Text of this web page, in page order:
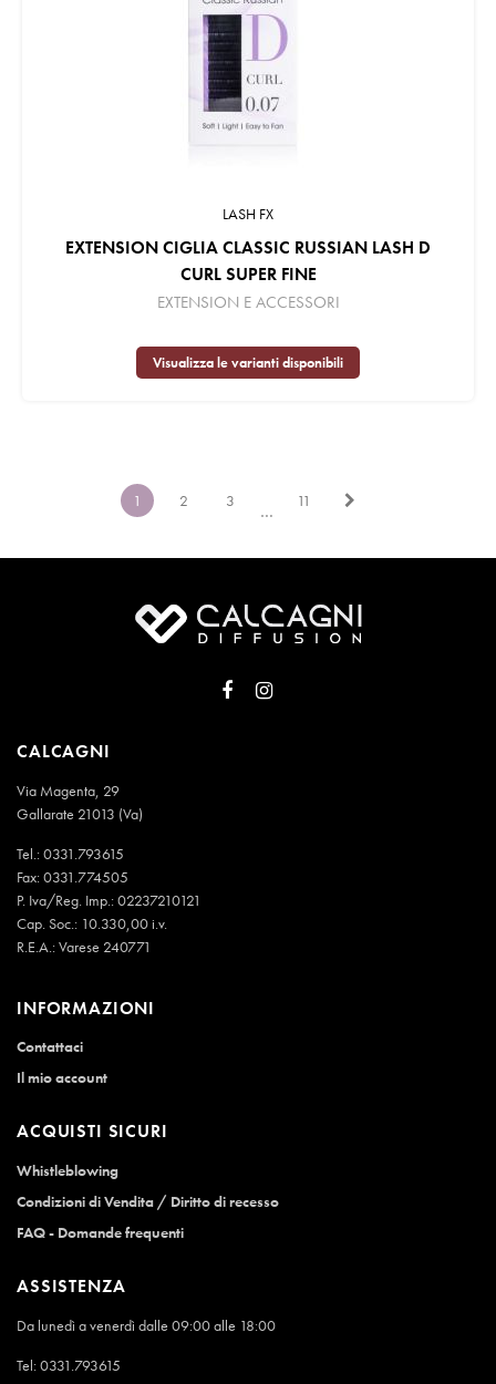
LASH FX
EXTENSION CIGLIA CLASSIC RUSSIAN LASH D
CURL SUPER FINE
EXTENSION E ACCESSORI
Visualizza le varianti disponibili
1 2 3 … 11
CALCAGNI
Via Magenta, 29
Gallarate 21013 (Va)
Tel.:0331.793615
Fax: 0331.774505
P. Iva/Reg. Imp.: 02237210121
Cap. Soc.: 10.330,00 i.v.
R.E.A.: Varese 240771
INFORMAZIONI
Contattaci
Il mio account
ACQUISTI SICURI
Whistleblowing
Condizioni di Vendita / Diritto di recesso
FAQ - Domande frequenti
ASSISTENZA
Da lunedì a venerdì dalle 09:00 alle 18:00
Tel:0331.793615